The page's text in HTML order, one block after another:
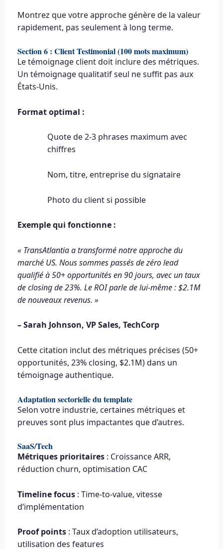
Montrez que votre approche génère de la valeur
rapidement, pas seulement à long terme.
Section 6 : Client Testimonial (100 mots maximum)
Le témoignage client doit inclure des métriques.
Un témoignage qualitatif seul ne suffit pas aux
États-Unis.
Format optimal :
Quote de 2-3 phrases maximum avec
chiffres
Nom, titre, entreprise du signataire
Photo du client si possible
Exemple qui fonctionne :
« TransAtlantia a transformé notre approche du
marché US. Nous sommes passés de zéro lead
qualifié à 50+ opportunités en 90 jours, avec un taux
de closing de 23%. Le ROI parle de lui-même : $2.1M
de nouveaux revenus. »
– Sarah Johnson, VP Sales, TechCorp
Cette citation inclut des métriques précises (50+
opportunités, 23% closing, $2.1M) dans un
témoignage authentique.
Adaptation sectorielle du template
Selon votre industrie, certaines métriques et
preuves sont plus impactantes que d’autres.
SaaS/Tech
Métriques prioritaires: Croissance ARR,
réduction churn, optimisation CAC
Timeline focus: Time-to-value, vitesse
d’implémentation
Proof points: Taux d’adoption utilisateurs,
utilisation des features